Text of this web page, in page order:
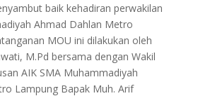
baik kehadiran perwakilan
Ahmad Dahlan Metro
MOU ini dilakukan oleh
M.Pd bersama dengan Wakil
AIK SMA Muhammadiyah
Lampung Bapak Muh. Arif